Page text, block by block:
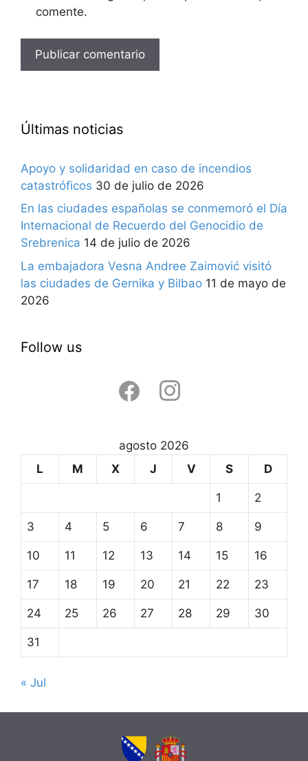
comente.
Últimas noticias
Apoyo y solidaridad en caso de incendios
catastróficos 30 de julio de 2026
En las ciudades españolas se conmemoró el Día
Internacional de Recuerdo del Genocidio de
Srebrenica 14 de julio de 2026
La embajadora Vesna Andree Zaimović visitó
las ciudades de Gernika y Bilbao 11 de mayo de
2026
Follow us
facebookinstagram
agosto 2026
L
M X J V S D
1 2
3 4 5 6 7 8 9
10 11 12 13 14 15 16
17 18 19 20 21 22 23
24 25 26 27 28 29 30
31
« Jul